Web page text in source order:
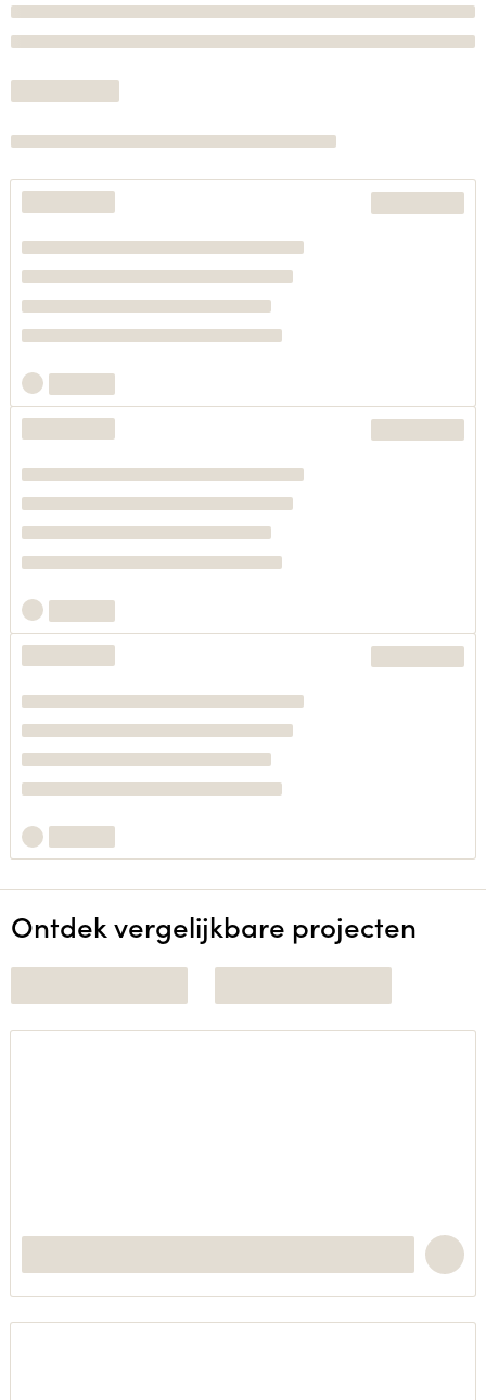
Ontdek vergelijkbare projecten